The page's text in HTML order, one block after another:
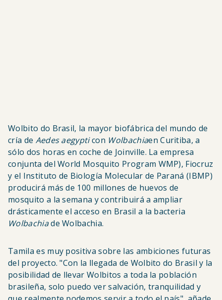
Wolbito do Brasil, la mayor biofábrica del mundo de
cría de Aedes aegypticon Wolbachiaen Curitiba, a
sólo dos horas en coche de Joinville. La empresa
conjunta del World Mosquito Program WMP), Fiocruz
y el Instituto de Biología Molecular de Paraná (IBMP)
producirá más de 100 millones de huevos de
mosquito a la semana y contribuirá a ampliar
drásticamente el acceso en Brasil a la bacteria
Wolbachiade Wolbachia.
Tamila es muy positiva sobre las ambiciones futuras
del proyecto. "Con la llegada de Wolbito do Brasil y la
posibilidad de llevar Wolbitos a toda la población
brasileña, solo puedo ver salvación, tranquilidad y